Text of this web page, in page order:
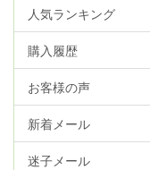
人気ランキング
購入履歴
お客様の声
新着メール
迷子メール